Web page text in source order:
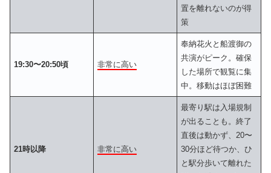
置を離れないのが得
策
19:30〜20:50頃 非常に高い
奉納花火と船渡御の
共演がピーク。確保
した場所で観覧に集
中。移動はほぼ困難
21時以降 非常に高い
最寄り駅は入場規制
が出ることも。終了
直後は動かず、20〜
30分ほど待つか、ひ
と駅分歩いて離れた